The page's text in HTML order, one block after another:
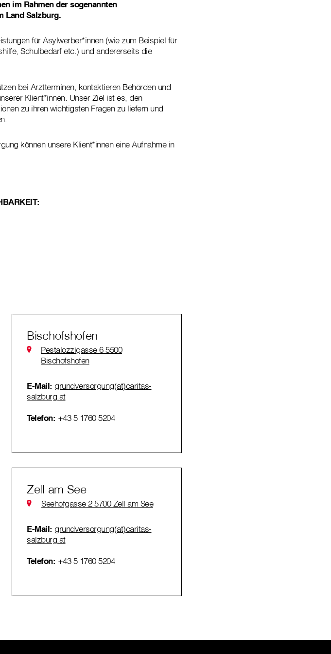
im Rahmen der sogenannten
Land Salzburg.
für Asylwerber*innen (wie zum Beispiel für
Schulbedarf etc.) und andererseits die
bei Arztterminen, kontaktieren Behörden und
Klient*innen. Unser Ziel ist es, den
zu ihren wichtigsten Fragen zu liefern und
können unsere Klient*innen eine Aufnahme in
Bischofshofen
Pestalozzigasse 6 5500
Bischofshofen
E-Mail: grundversorgung(at)caritas-
salzburg.at
Telefon: +43 5 1760 5204
Zell am See
Seehofgasse 2 5700 Zell am See
E-Mail: grundversorgung(at)caritas-
salzburg.at
Telefon: +43 5 1760 5204